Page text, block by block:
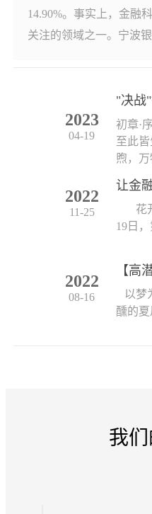
14.90%。事实上，金融
关注的领域之一。宁波
2023
04-19
初章·
至此
煦，万
2022
11-25
花开
19日
2022
08-16
以梦
醺的
我